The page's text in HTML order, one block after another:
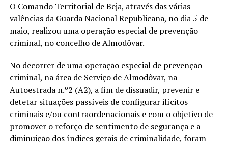
O Comando Territorial de Beja, através das várias
valências da Guarda Nacional Republicana, no dia 5 de
maio, realizou uma operação especial de prevenção
criminal, no concelho de Almodôvar.
No decorrer de uma operação especial de prevenção
criminal, na área de Serviço de Almodôvar, na
Autoestrada n.º2 (A2), a fim de dissuadir, prevenir e
detetar situações passíveis de configurar ilícitos
criminais e/ou contraordenacionais e com o objetivo de
promover o reforço de sentimento de segurança e a
diminuição dos índices gerais de criminalidade, foram